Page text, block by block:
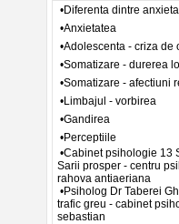
•Diferenta dintre
•Anxietatea
•Adolescenta - criza de
•Somatizare - durerea
•Somatizare - afectiuni
•Limbajul - vorbirea
•Gandirea
•Perceptiile
•Cabinet psihologie 13
Sarii prosper - centru
rahova antiaeriana
•Psiholog Dr Taberei
trafic greu - cabinet
sebastian